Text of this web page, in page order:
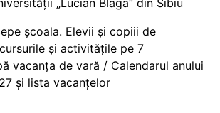
„Lucian Blaga” din Sibiu
școala. Elevii și copiii de
și activitățile pe 7
vacanța de vară / Calendarul anului
și lista vacanțelor